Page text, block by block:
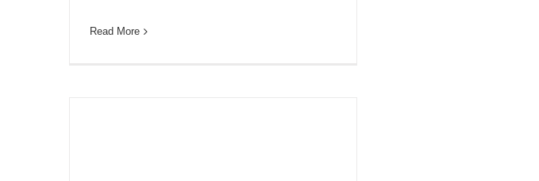
Read More